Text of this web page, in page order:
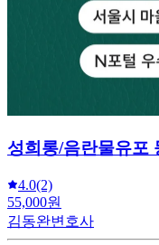
성희롱/음란물유포
4.0(2)
55,000원
김동완변호사